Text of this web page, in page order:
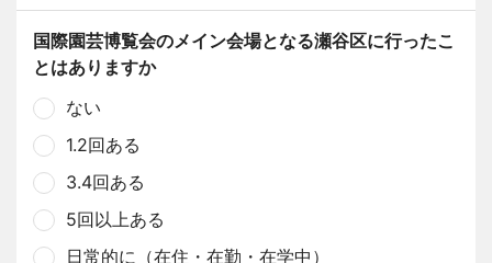
国際園芸博覧会のメイン会場となる瀬谷区に行ったこ
とはありますか
ない
1.2回ある
3.4回ある
5回以上ある
日常的に（在住・在勤・在学中）